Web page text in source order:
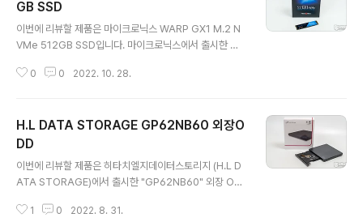
GB SSD
이번에 리뷰할 제품은 마이크로닉스 WARP GX1 M.2 N
VMe 512GB SSD입니다. 마이크로닉스에서 출시한 WA
현하는 용어로 그만큼 빠르다는 것을 어필하는 느낌으로 P
도 그리고 보증기간 5년으로 안심하고 사용할 수 있는 제
품인 마이크로닉스 WARP GX1 M.2 NVMe 512GB SS
D를 리뷰를 통해 자세히 살펴보겠습니다. 리뷰~ Start!! 패
키지 & 스펙 정보 마이크로닉스 WARP GX1 M.2 NVMe
512GB SSD 패키지는 SF 영화에서 볼 수 있는 워프 섬광
을 배경으로 제품이 부각되는 디자인이 돋보..
0 0 2022. 10. 28.
H.L DATA STORAGE GP62NB60 외장O
DD
이번에 리뷰할 제품은 히타치엘지데이터스토리지 (H.L D
ATA STORAGE)에서 출시한 "GP62NB60" 외장 OD
코딩을 지원과 미디어 플레이가 가능한 14mm의 슬림한
1 0 2022. 8. 31.